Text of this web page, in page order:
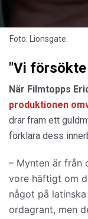
Foto: Lionsgate.
"Vi
När Filmtopps
produktionen
drar fram ett
förklara dess
– Mynten är från
vore häftigt om
något på
ordagrant, men